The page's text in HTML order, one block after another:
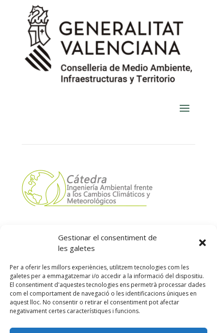
Gestionar el consentiment de
les galetes
Per a oferir les millors experiències, utilitzem tecnologies com les
galetes per a emmagatzemar i/o accedir a la informació del dispositiu.
El consentiment d'aquestes tecnologies ens permetrà processar dades
com el comportament de navegació o les identificacions úniques en
aquest lloc. No consentir o retirar el consentiment pot afectar
negativament certes característiques i funcions.
Segueix-nos: